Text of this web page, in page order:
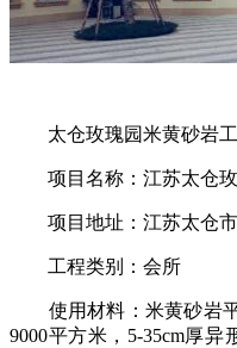
太仓玫瑰园米黄砂岩
项目名称：江苏太仓玫
项目地址：江苏太仓市
工程类别：会所
使用材料：米黄砂岩平
9000平方米，5-35cm厚